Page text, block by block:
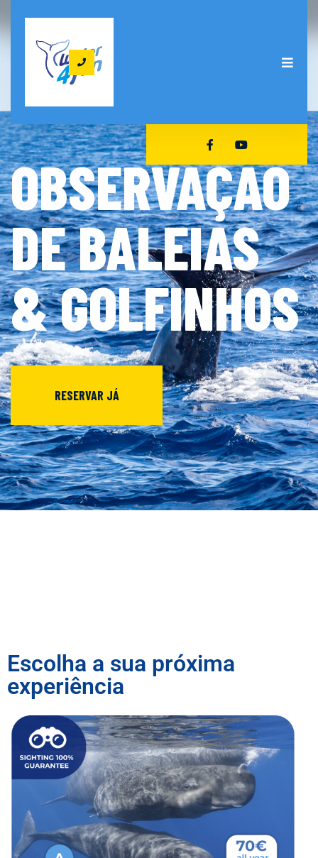
OBSERVAÇÃO
DE BALEIAS
& GOLFINHOS
Escolha a sua próxima
experiência